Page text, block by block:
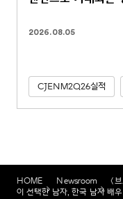
2026.08.05
CJENM2Q26실적
HOME Newsroom
<
이 선택한 남자, 한국 남자 배